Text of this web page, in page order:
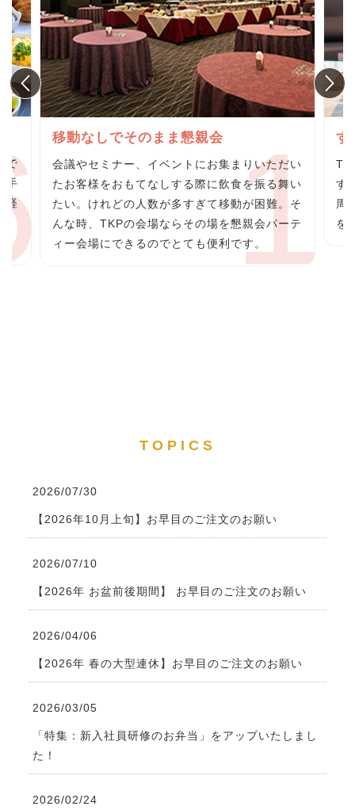
で
手
軽
移動なしでそのまま懇親会
会議やセミナー、イベントにお集まりいただい
たお客様をおもてなしする際に飲食を振る舞い
たい。けれどの人数が多すぎて移動が困難。そ
んな時、TKPの会場ならその場を懇親会パーテ
ィー会場にできるのでとても便利です。
す
す
周
を
TOPICS
2026/07/30
【2026年10月上旬】お早目のご注文のお願い
2026/07/10
【2026年 お盆前後期間】 お早目のご注文のお願い
2026/04/06
【2026年 春の大型連休】お早目のご注文のお願い
2026/03/05
「特集：新入社員研修のお弁当」をアップいたしまし
た！
2026/02/24